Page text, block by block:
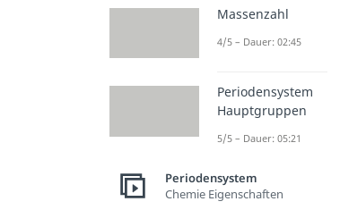
Massenzahl
4/5 – Dauer: 02:45
Periodensystem
Hauptgruppen
5/5 – Dauer: 05:21
Periodensystem
Chemie Eigenschaften